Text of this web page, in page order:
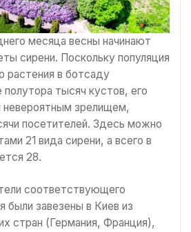
месяца весны начинают
сирени. Поскольку популяция
растения в ботсаду
тысяч кустов, его
невероятным зрелищем,
посетителей. Здесь можно
21 вида сирени, а всего в
28.
соответствующего
были завезены в Киев из
стран (Германия, Франция),